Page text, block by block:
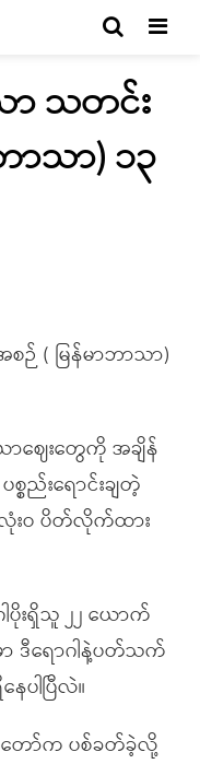
ာ သတင်း
ာသာ) ၁၃
ဉ် ( မြန်မာဘာသာ)
ဈေးတွေကို အချိန်
ည်းရောင်းချတဲ့
းဝ ပိတ်လိုက်ထား
ါပိုးရှိသူ ၂၂ ယောက်
ဒီရောဂါနဲ့ပတ်သက်
ါပြီလဲ။
တော်က ပစ်ခတ်ခဲ့လို့